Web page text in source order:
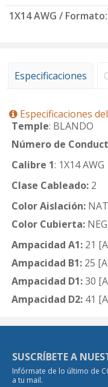
1X14 AWG /
Especificaciones
Especificaciones
Temple: BLANDO
Número de
Calibre 1: 1X14 AWG
Clase Cableado: 2
Color Aislación:
Color Cubierta:
Ampacidad A1: 21
Ampacidad B1: 25
Ampacidad D1:30
Ampacidad D2: 41
SUSCRÍBETE A
Infórmate de lo último de
a tu mail.